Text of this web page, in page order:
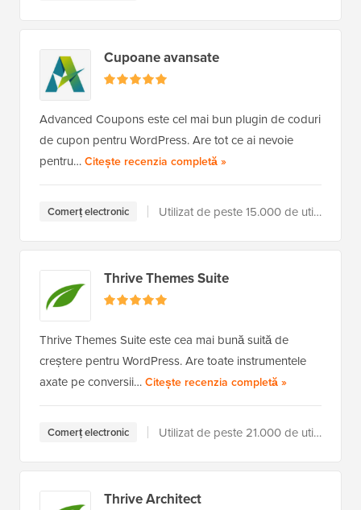
Cupoane avansate
Advanced Coupons este cel mai bun plugin de coduri
de cupon pentru WordPress. Are tot ce ai nevoie
pentru… Citește recenzia completă a Advanced Coupons
»
Comerț electronic Utilizat de peste 15.000 de utilizatori
Thrive Themes Suite
Thrive Themes Suite este cea mai bună suită de
creștere pentru WordPress. Are toate instrumentele
axate pe conversii… Citește recenzia completă a Thrive
»
Comerț electronic Utilizat de peste 21.000 de utilizatori
Thrive Architect